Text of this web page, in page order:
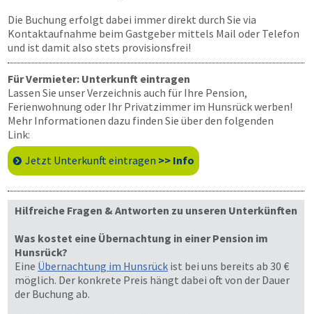
Die Buchung erfolgt dabei immer direkt durch Sie via
Kontaktaufnahme beim Gastgeber mittels Mail oder Telefon
und ist damit also stets provisionsfrei!
Für Vermieter: Unterkunft eintragen
Lassen Sie unser Verzeichnis auch für Ihre Pension,
Ferienwohnung oder Ihr Privatzimmer im Hunsrück werben!
Mehr Informationen dazu finden Sie über den folgenden
Link:
Jetzt Unterkunft eintragen >> Info
Hilfreiche Fragen & Antworten zu unseren Unterkünften
Was kostet eine Übernachtung in einer Pension im
Hunsrück?
Eine Übernachtung im Hunsrück ist bei uns bereits ab 30 €
möglich. Der konkrete Preis hängt dabei oft von der Dauer
der Buchung ab.